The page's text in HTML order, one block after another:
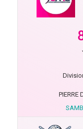
PIERRE